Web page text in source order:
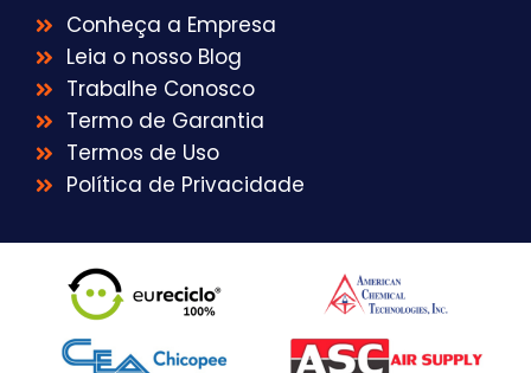
Conheça a Empresa
Leia o nosso Blog
Trabalhe Conosco
Termo de Garantia
Termos de Uso
Política de Privacidade